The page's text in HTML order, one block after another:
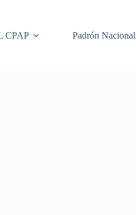
CPAP
Padrón Nacional